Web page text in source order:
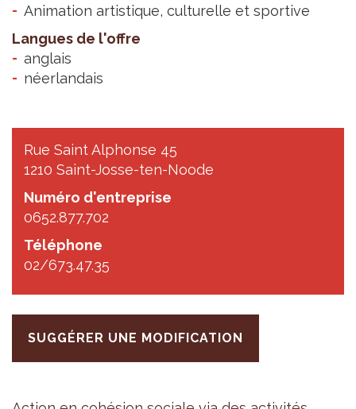
Animation artistique, culturelle et sportive
Langues de l'offre
anglais
néerlandais
Rue Saint Alphonse 45
1210 Saint-Josse-ten-Noode
Numéro d'entreprise
0652.877.702
Téléphone
02/673.47.35
SUGGÉRER UNE MODIFICATION